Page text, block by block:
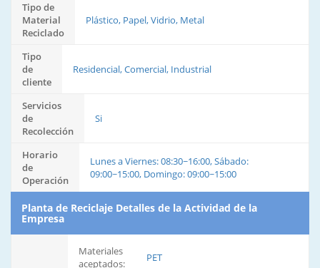
Tipo de
Material
Reciclado
Plástico, Papel, Vidrio, Metal
Tipo
de
cliente
Residencial, Comercial, Industrial
Servicios
de
Recolección
Si
Horario
de
Operación
Lunes a Viernes: 08:30~16:00, Sábado:
09:00~15:00, Domingo: 09:00~15:00
Planta de Reciclaje Detalles de la Actividad de la
Empresa
Materiales
aceptados:
PET